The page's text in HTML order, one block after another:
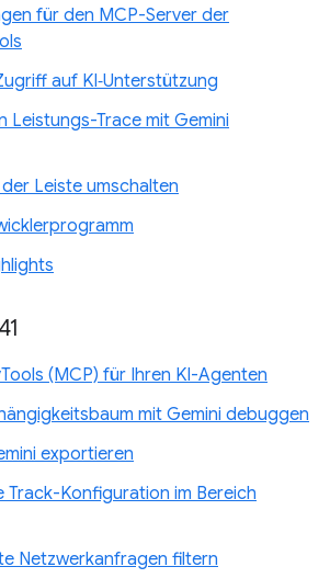
für den MCP-Server der
auf KI‑Unterstützung
Leistungs-Trace mit Gemini
Leiste umschalten
(MCP) für Ihren KI-Agenten
mit Gemini debuggen
exportieren
Track-Konfiguration im Bereich
Netzwerkanfragen filtern